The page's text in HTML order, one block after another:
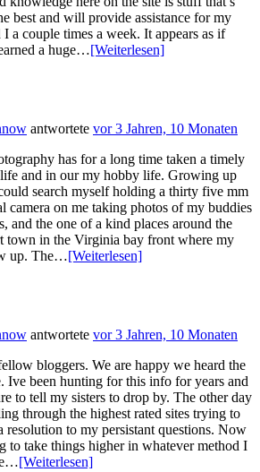
best and will provide assistance for my
I a couple times a week. It appears as if
a huge…[Weiterlesen]
antwortete vor 3 Jahren, 10 Monaten
has for a long time taken a timely
and in our my hobby life. Growing up
search myself holding a thirty five mm
camera on me taking photos of my buddies
and the one of a kind places around the
town in the Virginia bay front where my
up. The…[Weiterlesen]
antwortete vor 3 Jahren, 10 Monaten
bloggers. We are happy we heard the
Ive been hunting for this info for years and
to tell my sisters to drop by. The other day
through the highest rated sites trying to
resolution to my persistant questions. Now
to take things higher in whatever method I
[Weiterlesen]